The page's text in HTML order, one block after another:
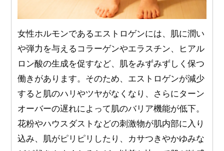
女性ホルモンであるエストロゲンには、肌に潤い
や弾力を与えるコラーゲンやエラスチン、ヒアル
ロン酸の生成を促すなど、肌をみずみずしく保つ
働きがあります。そのため、エストロゲンが減少
すると肌のハリやツヤがなくなり、さらにターン
オーバーの遅れによって肌のバリア機能が低下。
花粉やハウスダストなどの刺激物が肌内部に入り
込み、肌がピリピリしたり、カサつきやかゆみな